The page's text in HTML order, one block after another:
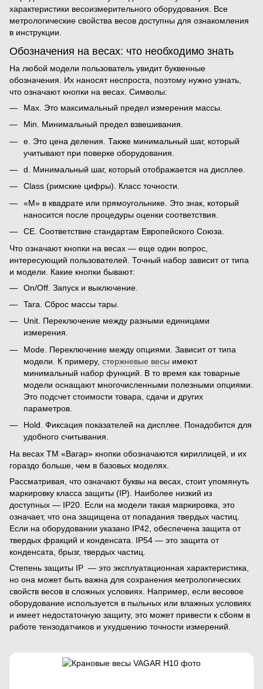
характеристики весоизмерительного оборудования. Все
метрологические свойства весов доступны для ознакомления
в инструкции.
Обозначения на весах: что необходимо знать
На любой модели пользователь увидит буквенные
обозначения. Их наносят неспроста, поэтому нужно узнать,
что означают кнопки на весах . Символы:
Max. Это максимальный предел измерения массы.
Min. Минимальный предел взвешивания.
e. Это цена деления. Также минимальный шаг, который
учитывают при поверке оборудования.
d. Минимальный шаг, который отображается на дисплее.
Class (римские цифры). Класс точности.
«M» в квадрате или прямоугольнике. Это знак, который
наносится после процедуры оценки соответствия.
CE. Соответствие стандартам Европейского Союза.
Что означают кнопки на весах — еще один вопрос,
интересующий пользователей. Точный набор зависит от типа
и модели. Какие кнопки бывают:
On/Off. Запуск и выключение.
Tara. Сброс массы тары.
Unit. Переключение между разными единицами
измерения.
Mode. Переключение между опциями. Зависит от типа
модели. К примеру, стержневые весы имеют
минимальный набор функций. В то время как товарные
модели оснащают многочисленными полезными опциями.
Это подсчет стоимости товара, сдачи и других
параметров.
Hold. Фиксация показателей на дисплее. Понадобится для
удобного считывания.
На весах ТМ «Вагар» кнопки обозначаются кириллицей, и их
гораздо больше, чем в базовых моделях.
Рассматривая, что означают буквы на весах , стоит упомянуть
маркировку класса защиты (IP). Наиболее низкий из
доступных — IP20. Если на модели такая маркировка, это
означает, что она защищена от попадания твердых частиц.
Если на оборудовании указано IP42, обеспечена защита от
твердых фракций и конденсата. IP54 — это защита от
конденсата, брызг, твердых частиц.
Степень защиты IP — это эксплуатационная характеристика,
но она может быть важна для сохранения метрологических
свойств весов в сложных условиях. Например, если весовое
оборудование используется в пыльных или влажных условиях
и имеет недостаточную защиту, это может привести к сбоям в
работе тензодатчиков и ухудшению точности измерений.